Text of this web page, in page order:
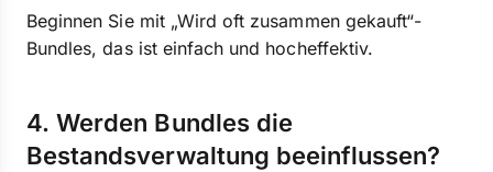
Beginnen Sie mit „Wird oft zusammen gekauft“-
Bundles, das ist einfach und hocheffektiv.
4. Werden Bundles die
Bestandsverwaltung beeinflussen?